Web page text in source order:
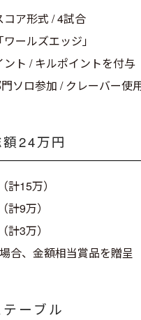
コア形式 / 4試合
ワールズエッジ」
ント / キルポイントを付与
ソロ参加 / クレーバー使
24万円
計15万）
計9万）
計3万）
合、金額相当賞品を贈呈
ーブル